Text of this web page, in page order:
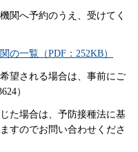
関へ予約のうえ、受けてく
の一覧（PDF：252KB）
望される場合は、事前にご
）
た場合は、予防接種法に基
すのでお問い合わせくださ